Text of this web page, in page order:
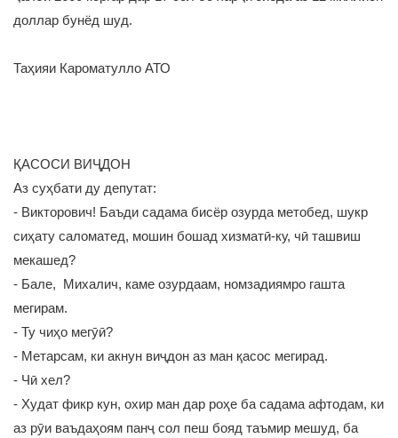
доллар бунёд шуд.
Таҳияи Кароматулло АТО
ҚАСОСИ ВИҶДОН
Аз суҳбати ду депутат:
- Викторович! Баъди садама бисёр озурда метобед, шукр
сиҳату саломатед, мошин бошад хизматӣ-ку, чӣ ташвиш
мекашед?
- Бале, Михалич, каме озурдаам, номзадиямро гашта
мегирам.
- Ту чиҳо мегӯӣ?
- Метарсам, ки акнун виҷдон аз ман қасос мегирад.
- Чӣ хел?
- Худат фикр кун, охир ман дар роҳе ба садама афтодам, ки
аз рӯи ваъдаҳоям панҷ сол пеш бояд таъмир мешуд, ба